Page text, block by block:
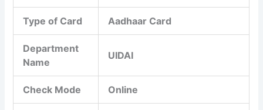
Type of Card Aadhaar Card
Department
Name
UIDAI
Check Mode Online